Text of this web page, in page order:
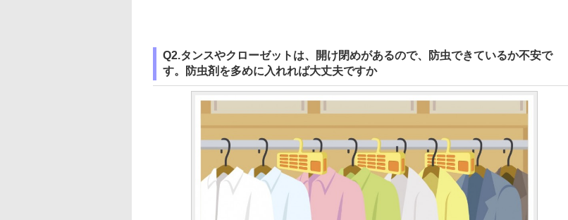
Q2.タンスやクローゼットは、開け閉めがあるので、防虫できているか不安で
す。防虫剤を多めに入れれば大丈夫ですか